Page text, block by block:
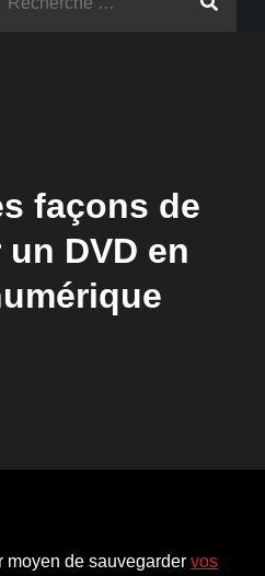
façons de
DVD en
moyen de sauvegardervos